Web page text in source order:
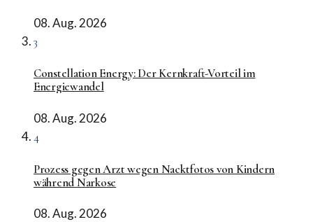
08. Aug. 2026
3
Constellation Energy: Der Kernkraft-Vorteil im
Energiewandel
08. Aug. 2026
4
Prozess gegen Arzt wegen Nacktfotos von Kindern
während Narkose
08. Aug. 2026